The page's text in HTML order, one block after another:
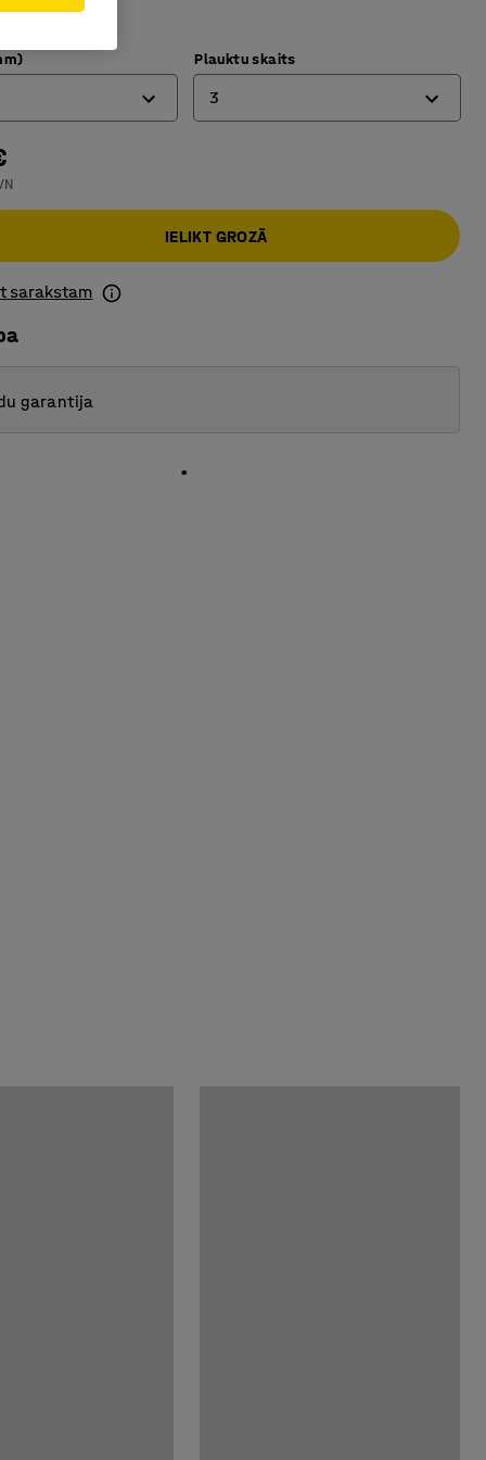
ritenīši
Plauktu skaits
3
IELIKT GROZĀ
sarakstam
garantija